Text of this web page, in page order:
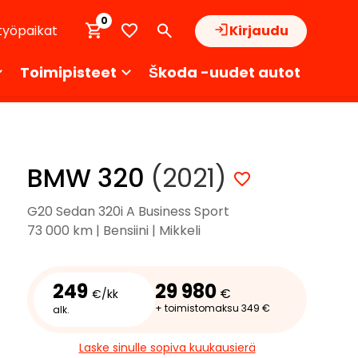
Kirjaudu
0
Toimipisteet Škoda -uudet autot
BMW 320 (2021)
G20 Sedan 320i A Business Sport
73 000 km | Bensiini | Mikkeli
249 €/kk
alk.
29 980 €
+ toimistomaksu 349 €
Laske sinulle sopiva kuukausierä